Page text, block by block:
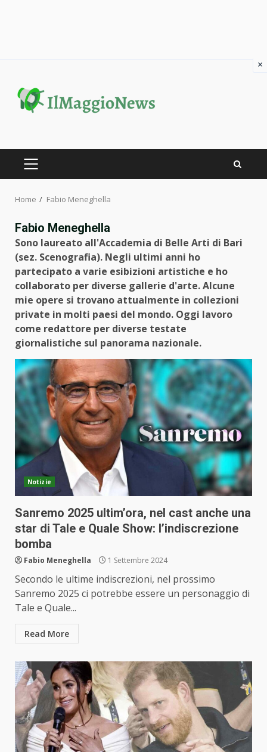
content
PRIMARY
Home Fabio Meneghella
Fabio Meneghella
Sono laureato all'Accademia di Belle Arti di Bari
(sez. Scenografia). Negli ultimi anni ho
partecipato a varie esibizioni artistiche e ho
collaborato per diverse gallerie d'arte. Alcune
mie opere si trovano attualmente in collezioni
private in molti paesi del mondo. Oggi lavoro
come redattore per diverse testate
giornalistiche sul panorama nazionale.
Notizie
Sanremo 2025 ultim’ora, nel cast anche una
star di Tale e Quale Show: l’indiscrezione
bomba
Fabio Meneghella 1 Settembre 2024
Secondo le ultime indiscrezioni, nel prossimo
Sanremo 2025 ci potrebbe essere un personaggio di
Tale e Quale...
Read More
×